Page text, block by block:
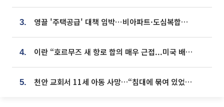
3. 영끌 '주택공급' 대책 임박⋯비아파트·도심복합까지 총동원
4. 이란 “호르무즈 새 항로 합의 매우 근접...미국 배상 먼저”
5. 천안 교회서 11세 아동 사망…“침대에 묶여 있었다” 진술 확보